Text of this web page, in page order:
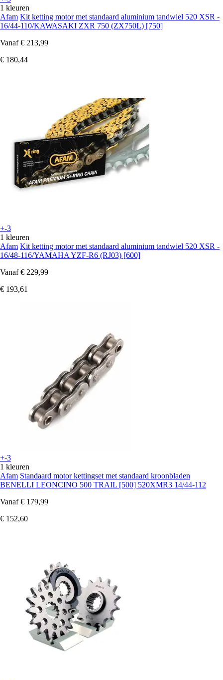
1 kleuren
Afam Kit ketting motor met standaard aluminium tandwiel 520 XSR -
16/44-110/KAWASAKI ZXR 750 (ZX750L) [750]
Vanaf € 213,99
€ 180,44
+-3
1 kleuren
Afam Kit ketting motor met standaard aluminium tandwiel 520 XSR -
16/48-116/YAMAHA YZF-R6 (RJ03) [600]
Vanaf € 229,99
€ 193,61
+-3
1 kleuren
Afam Standaard motor kettingset met standaard kroonbladen
BENELLI LEONCINO 500 TRAIL [500] 520XMR3 14/44-112
Vanaf € 179,99
€ 152,60